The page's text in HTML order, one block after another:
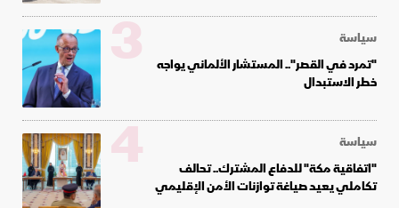
سياسة
"تمرد في القصر".. المستشار الألماني يواجه
خطر الاستبدال
3
سياسة
"اتفاقية مكة" للدفاع المشترك.. تحالف
تكاملي يعيد صياغة توازنات الأمن الإقليمي 4